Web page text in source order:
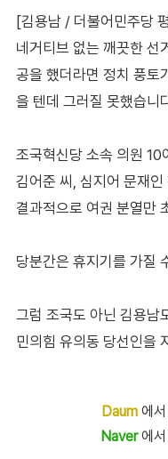
[김용남 / 더불어민주당
네거티브 없는 깨끗한 선
공을 했더라면 정치 풍토
을 텐데 그러질 못했습니
조국혁신당 소속 의원 10
김어준 씨, 심지어 문재
결과적으로 여권 분열만
당분간은 휴지기를 가질
그럼 조국도 아닌 김용남
민의힘 유의동 당선인을
Daum에서
Naver에서